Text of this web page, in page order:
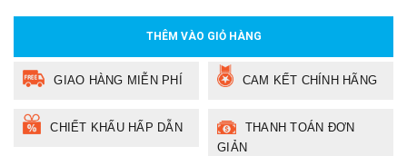
THÊM VÀO GIỎ HÀNG
GIAO HÀNG MIỄN PHÍ CAM KẾT CHÍNH HÃNG
CHIẾT KHẤU HẤP DẪN
THANH TOÁN ĐƠN
GIẢN